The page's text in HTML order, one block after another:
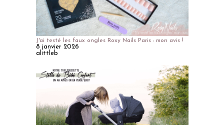
J'ai testé les faux ongles Roxy Nails Paris : mon avis !
8 janvier 2026
alittleb